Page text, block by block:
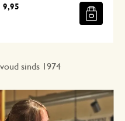
9,95
geselecteerd